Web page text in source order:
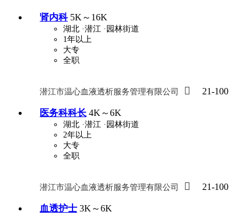
全勤奖 加班补助
法定节假日三薪
安排进修 科研启动金
关怀与福利
肾内科 5K～16K
湖北 ·潜江 ·园林街道
1年以上
大专
全职
潜江市温心血液透析服务管理有限公司  21-100
医务科科长 4K～6K
湖北 ·潜江 ·园林街道
2年以上
大专
全职
潜江市温心血液透析服务管理有限公司  21-100
血透护士 3K～6K